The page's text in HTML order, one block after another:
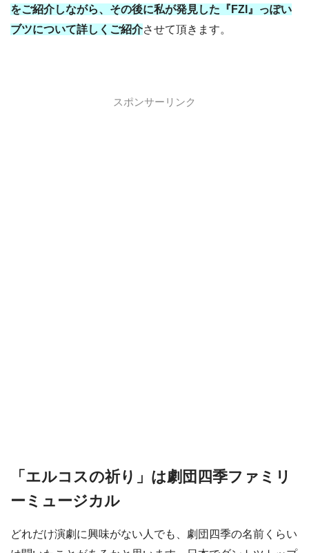
をご紹介しながら、その後に私が発見した『 FZI 』っぽい
ブツについて詳しくご紹介させて頂きます。
スポンサーリンク
「エルコスの祈り」は劇団四季ファミリ
ーミュージカル
どれだけ演劇に興味がない人でも、劇団四季の名前くらい